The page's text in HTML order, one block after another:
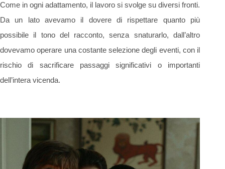
Come in ogni adattamento, il lavoro si svolge su diversi fronti.
Da un lato avevamo il dovere di rispettare quanto più
possibile il tono del racconto, senza snaturarlo, dall’altro
dovevamo operare una costante selezione degli eventi, con il
rischio di sacrificare passaggi significativi o importanti
dell’intera vicenda.